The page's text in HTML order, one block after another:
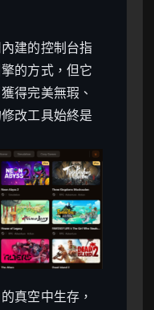
建的控制台指
的方式，但它
得完美無瑕、
改工具始終是
真空中生存，